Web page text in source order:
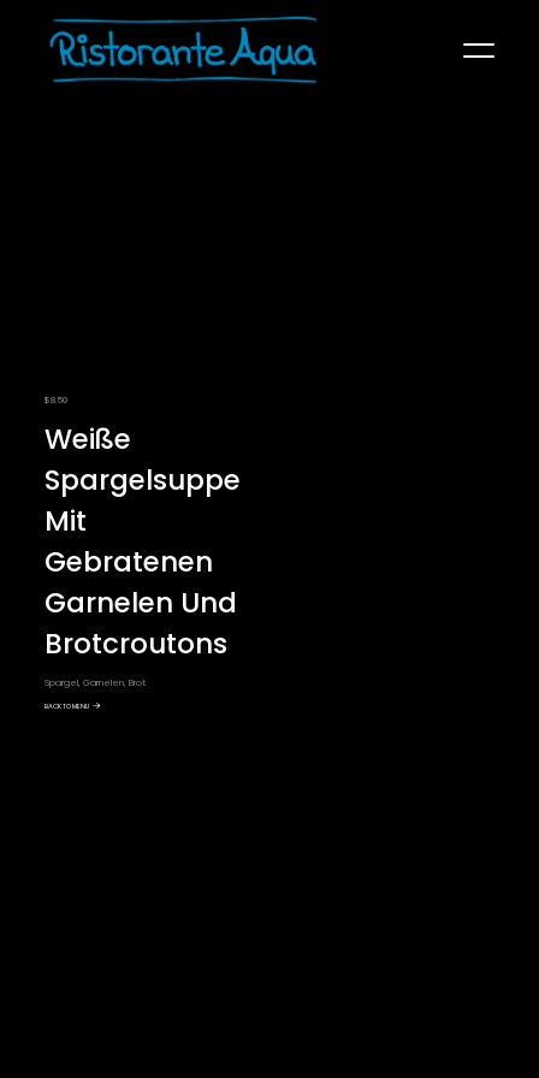
SPEISEKARTE
ÜBER UNS
$8.50
Weiße
Spargelsuppe
Mit
Gebratenen
Garnelen Und
Brotcroutons
Spargel, Garnelen, Brot
BACK TO MENU